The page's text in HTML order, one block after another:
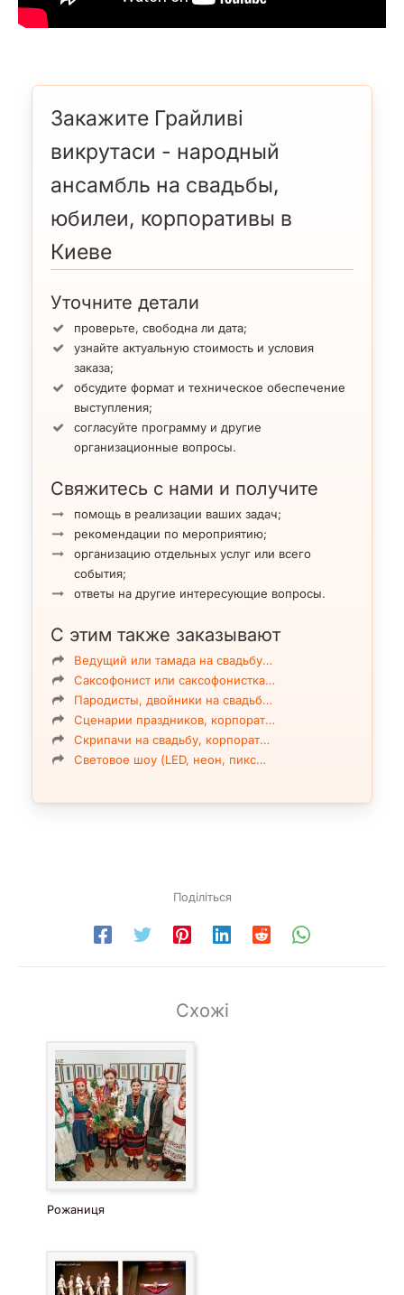
Закажите Грайливі
викрутаси - народный
ансамбль на свадьбы,
юбилеи, корпоративы в
Киеве
Уточните детали
проверьте, свободна ли дата;
узнайте актуальную стоимость и условия
заказа;
обсудите формат и техническое обеспечение
выступления;
согласуйте программу и другие
организационные вопросы.
Свяжитесь с нами и получите
помощь в реализации ваших задач;
рекомендации по мероприятию;
организацию отдельных услуг или всего
события;
ответы на другие интересующие вопросы.
С этим также заказывают
Ведущий или тамада на свадьбу…
Саксофонист или саксофонистка…
Пародисты, двойники на свадьб…
Сценарии праздников, корпорат…
Скрипачи на свадьбу, корпорат…
Световое шоу (LED, неон, пикс…
Поділіться
Схожі
Рожаниця